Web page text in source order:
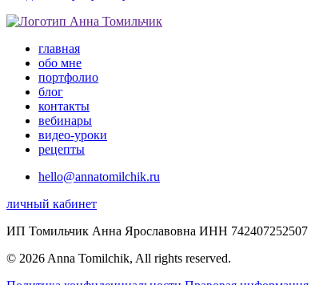
главная
обо мне
портфолио
блог
контакты
вебинары
видео-уроки
рецепты
hello@annatomilchik.ru
личный кабинет
ИП Томильчик Анна Ярославовна ИНН 742407252507
© 2026 Anna Tomilchik, All rights reserved.